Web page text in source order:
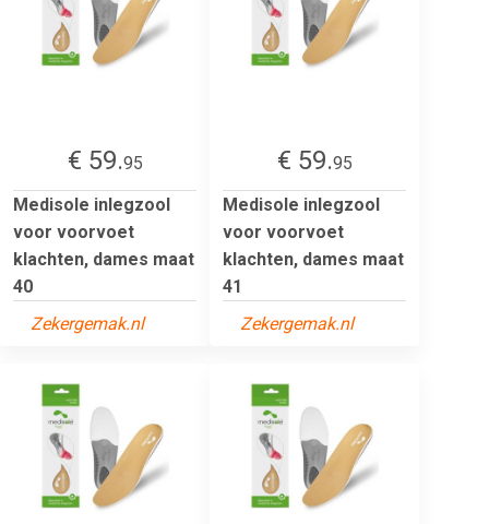
€ 59.95
Medisole inlegzool
voor voorvoet
klachten, dames maat
40
Zekergemak.nl
€ 59.95
Medisole inlegzool
voor voorvoet
klachten, dames maat
41
Zekergemak.nl